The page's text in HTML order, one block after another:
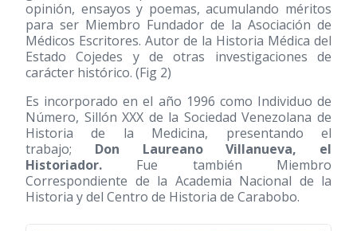
opinión, ensayos y poemas, acumulando méritos
para ser Miembro Fundador de la Asociación de
Médicos Escritores. Autor de la Historia Médica del
Estado Cojedes y de otras investigaciones de
carácter histórico. (Fig 2)
Es incorporado en el año 1996 como Individuo de
Número, Sillón XXX de la Sociedad Venezolana de
Historia de la Medicina, presentando el
trabajo; Don Laureano Villanueva, el
Historiador. Fue también Miembro
Correspondiente de la Academia Nacional de la
Historia y del Centro de Historia de Carabobo.